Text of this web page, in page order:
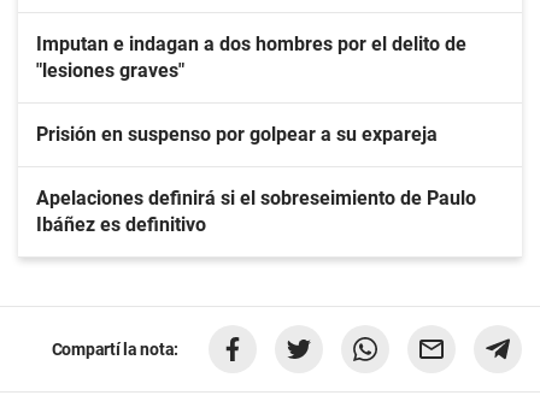
Imputan e indagan a dos hombres por el delito de
"lesiones graves"
Prisión en suspenso por golpear a su expareja
Apelaciones definirá si el sobreseimiento de Paulo
Ibáñez es definitivo
Compartí la nota: